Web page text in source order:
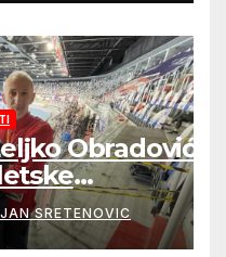
Obradović
SRETENOVIC